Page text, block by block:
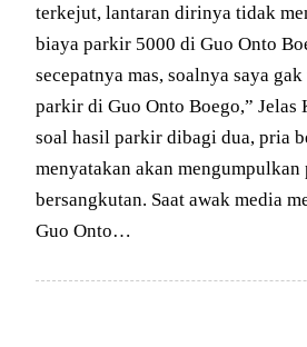
terkejut, lantaran dirinya tidak
biaya parkir 5000 di Guo Onto
secepatnya mas, soalnya saya
parkir di Guo Onto Boego,” Jelas
soal hasil parkir dibagi dua, pria
menyatakan akan mengumpulkan
bersangkutan. Saat awak media
Guo Onto…